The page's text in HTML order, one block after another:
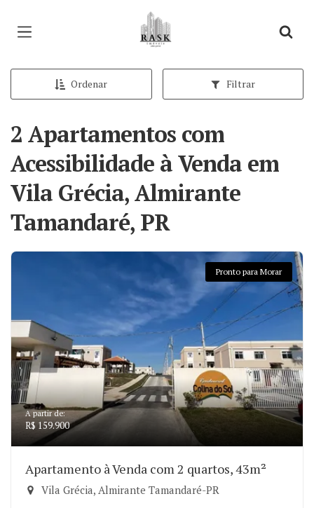
Página inicial
Ordenar Filtrar
2 Apartamentos com
Acessibilidade à Venda em
Vila Grécia, Almirante
Tamandaré, PR
Pronto para Morar
A partir de:
R$ 159.900
Apartamento à Venda com 2 quartos, 43m²
Vila Grécia, Almirante Tamandaré-PR